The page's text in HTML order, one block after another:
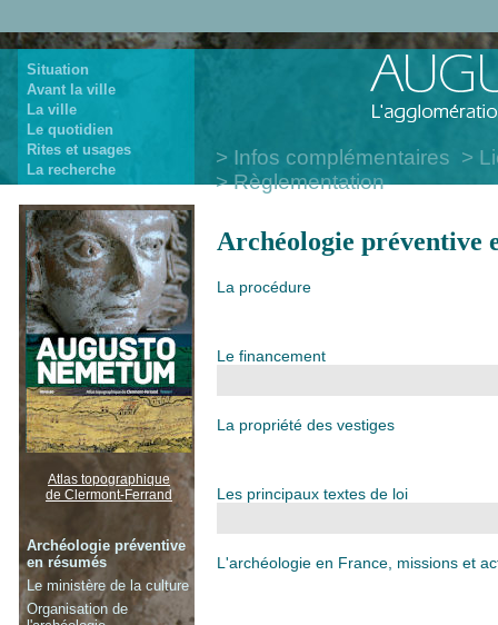
Situation
Avant la ville
La ville
Le quotidien
Rites et usages
La recherche
Infos complémentaires
Règlementation
Archéologie préventive
La procédure
Le financement
La propriété des vestiges
Les principaux textes de loi
L'archéologie en France, missions et
Atlas topographique
de Clermont-Ferrand
Archéologie préventive
en résumés
Le ministère de la culture
Organisation de